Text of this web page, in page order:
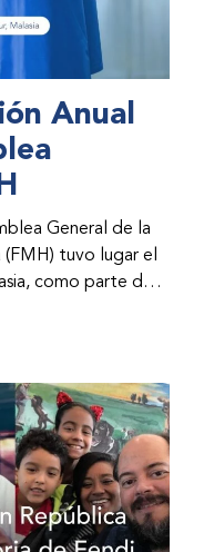
Anual
General de la
tuvo lugar el
como parte del
La reunión abarcó
de la FMH. Al
las organizaciones
FMH y otras partes